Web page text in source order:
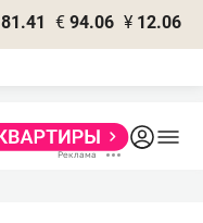
81.41 € 94.06 ¥ 12.06